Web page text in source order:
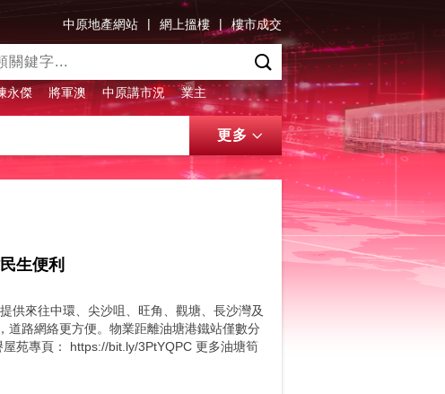
中原地產網站 | 網上搵樓 | 樓市成交
永傑 將軍澳 中原講市況 業主
更多
生便利
供來往中環、尖沙咀、旺角、觀塘、長沙灣及
道路網絡更方便。物業距離油塘港鐵站僅數分
苑專頁： https://bit.ly/3PtYQPC 更多油塘筍